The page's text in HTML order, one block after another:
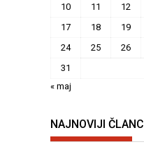
10
11 12
17
18 19
24
25 26
31
« maj
NAJNOVIJI ČLANCI